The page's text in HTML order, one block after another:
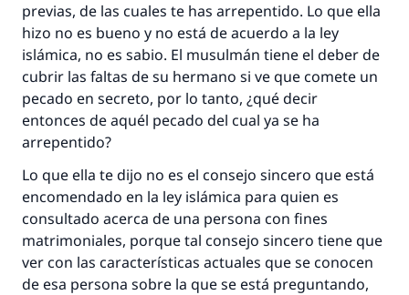
previas, de las cuales te has arrepentido. Lo que ella
hizo no es bueno y no está de acuerdo a la ley
islámica, no es sabio. El musulmán tiene el deber de
cubrir las faltas de su hermano si ve que comete un
pecado en secreto, por lo tanto, ¿qué decir
entonces de aquél pecado del cual ya se ha
arrepentido?
Lo que ella te dijo no es el consejo sincero que está
encomendado en la ley islámica para quien es
consultado acerca de una persona con fines
matrimoniales, porque tal consejo sincero tiene que
ver con las características actuales que se conocen
de esa persona sobre la que se está preguntando,
La respuesta no. 110845 salvó un
matrimonio.